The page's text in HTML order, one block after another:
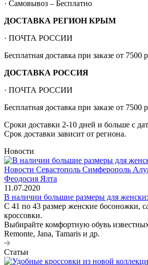
· Самовывоз – Бесплатно
ДОСТАВКА РЕГИОН КРЫМ
· ПОЧТА РОССИИ
Бесплатная доставка при заказе от 7500
ДОСТАВКА РОССИЯ
· ПОЧТА РОССИИ
Бесплатная доставка при заказе от 7500
Сроки доставки 2-10 дней и больше с
Срок доставки зависит от региона.
Новости
11.07.2020
В наличии большие размеры для
С 41 по 43 размер женские босоножки,
кроссовки.
Выбирайте комфортную обувь
Remonte, Jana, Tamaris и др.
Статьи